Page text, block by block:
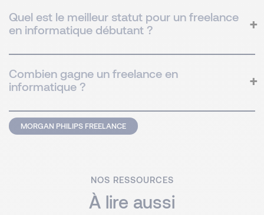
Quel est le meilleur statut pour un freelance
en informatique débutant ?
Combien gagne un freelance en
informatique ?
MORGAN PHILIPS FREELANCE
NOS RESSOURCES
À lire aussi